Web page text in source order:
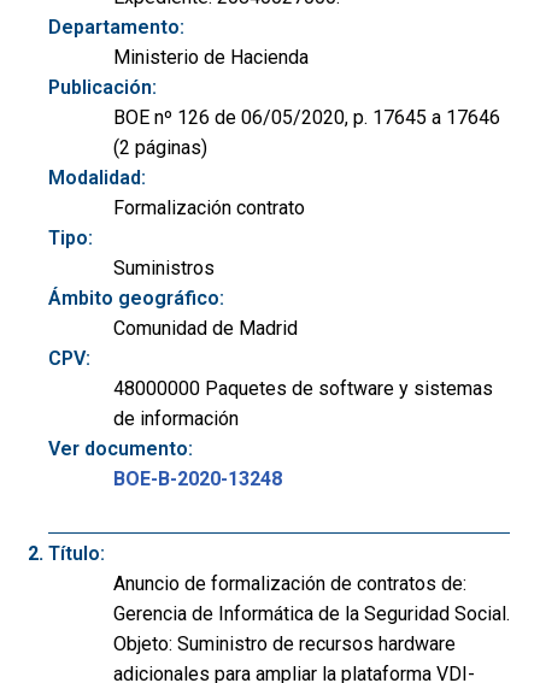
Departamento:
Ministerio de Hacienda
Publicación:
BOE nº 126 de 06/05/2020, p. 17645 a 17646
(2 páginas)
Modalidad:
Formalización contrato
Tipo:
Suministros
Ámbito geográfico:
Comunidad de Madrid
CPV:
48000000 Paquetes de software y sistemas
de información
Ver documento:
BOE-B-2020-13248
Título:
Anuncio de formalización de contratos de:
Gerencia de Informática de la Seguridad Social.
Objeto: Suministro de recursos hardware
adicionales para ampliar la plataforma VDI-